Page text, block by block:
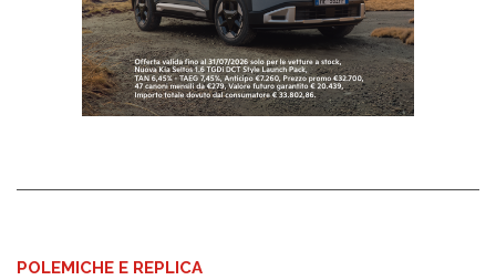
POLEMICHE E REPLICA